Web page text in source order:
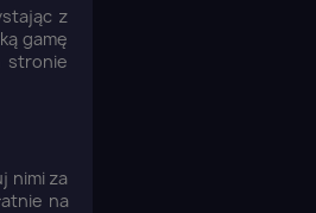
z
gamę
stronie
nimi za
na